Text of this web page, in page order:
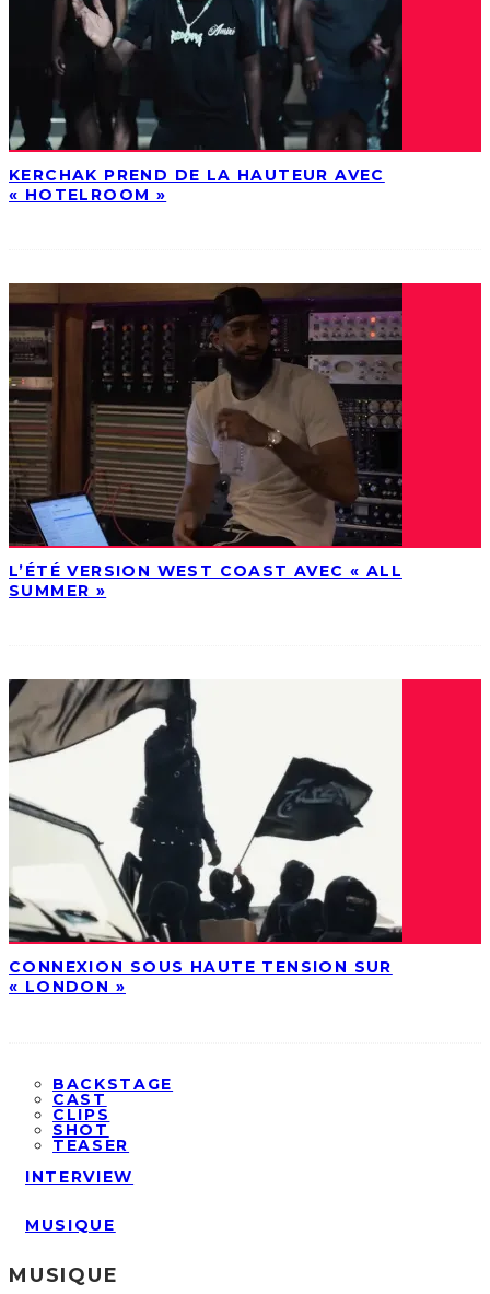
KERCHAK PREND DE LA HAUTEUR AVEC
« HOTELROOM »
L’ÉTÉ VERSION WEST COAST AVEC « ALL
SUMMER »
CONNEXION SOUS HAUTE TENSION SUR
« LONDON »
BACKSTAGE
CAST
CLIPS
SHOT
TEASER
INTERVIEW
MUSIQUE
MUSIQUE